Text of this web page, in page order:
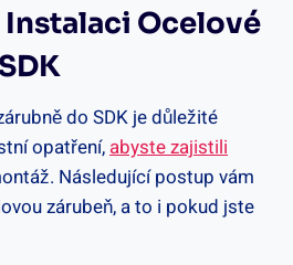
Ocelové
do SDK je důležité
opatření, abyste zajistili
Následující postup vám
zárubeň, a to i pokud jste